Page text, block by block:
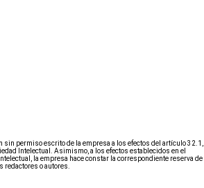
sin permiso escrito de la empresa a los efectos del artículo 32.1,
Intelectual. Asimismo, a los efectos establecidos en el
la empresa hace constar la correspondiente reserva de
redactores o autores.